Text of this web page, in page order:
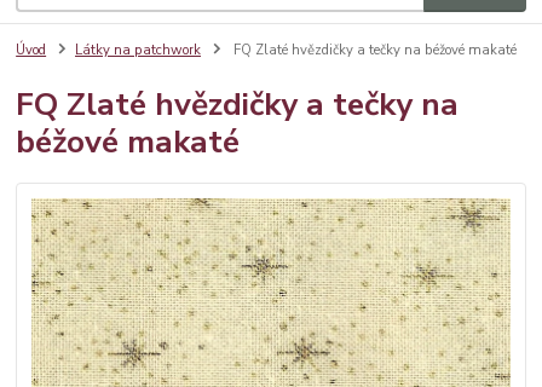
Úvod Látky na patchwork FQ Zlaté hvězdičky a tečky na béžové makaté
FQ Zlaté hvězdičky a tečky na
béžové makaté